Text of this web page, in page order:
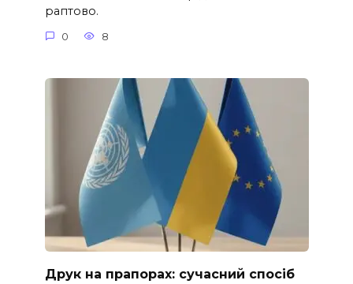
раптово.
0 8
Друк на прапорах: сучасний спосіб